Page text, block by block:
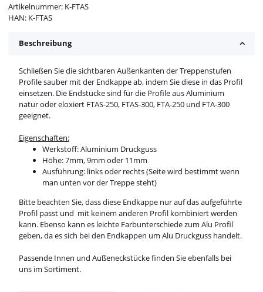
Artikelnummer: K-FTAS
HAN: K-FTAS
Beschreibung
Schließen Sie die sichtbaren Außenkanten der Treppenstufen
Profile sauber mit der Endkappe ab, indem Sie diese in das Profil
einsetzen. Die Endstücke sind für die Profile aus Aluminium
natur oder eloxiert FTAS-250, FTAS-300, FTA-250 und FTA-300
geeignet.
Eigenschaften:
Werkstoff: Aluminium Druckguss
Höhe: 7mm, 9mm oder 11mm
Ausführung: links oder rechts (Seite wird bestimmt wenn
man unten vor der Treppe steht)
Bitte beachten Sie, dass diese Endkappe nur auf das aufgeführte
Profil passt und mit keinem anderen Profil kombiniert werden
kann. Ebenso kann es leichte Farbunterschiede zum Alu Profil
geben, da es sich bei den Endkappen um Alu Druckguss handelt.
Passende Innen und Außeneckstücke finden Sie ebenfalls bei
uns im Sortiment.